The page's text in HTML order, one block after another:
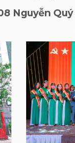
Nguyễn